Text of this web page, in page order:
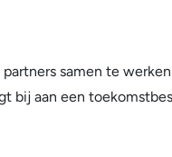
samen te
bij aan een